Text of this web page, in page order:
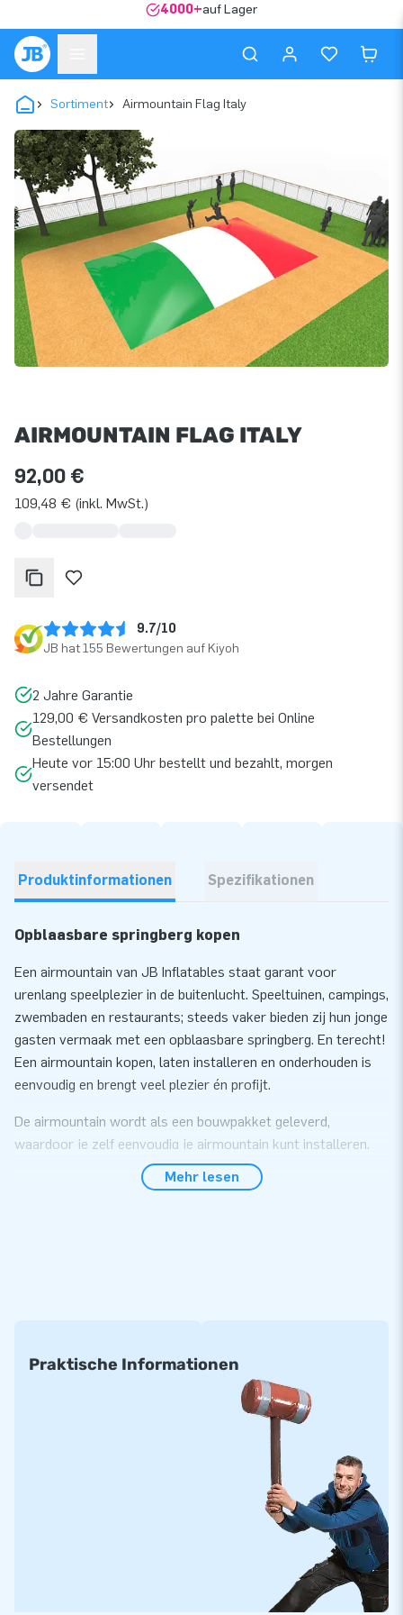
4000+auf Lager
Sortiment Airmountain Flag Italy
AIRMOUNTAIN FLAG ITALY
92,00 €
109,48 € (inkl. MwSt.)
9.7/10
JB hat 155 Bewertungen auf Kiyoh
2 Jahre Garantie
129,00 € Versandkosten pro palette bei Online
Bestellungen
Heute vor 15:00 Uhr bestellt und bezahlt, morgen
versendet
Produktinformationen Spezifikationen
Opblaasbare springberg kopen
Een airmountain van JB Inflatables staat garant voor
urenlang speelplezier in de buitenlucht. Speeltuinen, campings,
zwembaden en restaurants; steeds vaker bieden zij hun jonge
gasten vermaak met een opblaasbare springberg. En terecht!
Een airmountain kopen, laten installeren en onderhouden is
eenvoudig en brengt veel plezier én profijt.
De airmountain wordt als een bouwpakket geleverd,
waardoor je zelf eenvoudig je airmountain kunt installeren.
Wil je dit liever uitbesteden kunnen wij voor een meerprijs
een installatie service bieden. Je springberg wordt dan in 1
• 6 x 6 m • 8 x 6 m • 10 x 12 m
• 6 x 8 m • 8 x 8 m • 12 x 15 m
• 6 x 12 m • 8 x 12 m • 14 x 20 m
Alle opblaasbare springbergen zijn gemaakt van materialen
met een hoge kwaliteit. Ze zijn standaard voorzien van de
juiste certificatie en handleidingen voor professioneel
Standaard airmountains kunnen in ongeveer twee weken
Mehr lesen
Praktische Informationen